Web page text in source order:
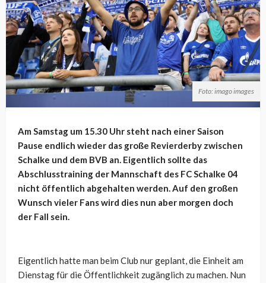
Foto: imago images
Am Samstag um 15.30 Uhr steht nach einer Saison
Pause endlich wieder das große Revierderby zwischen
Schalke und dem BVB an. Eigentlich sollte das
Abschlusstraining der Mannschaft des FC Schalke 04
nicht öffentlich abgehalten werden. Auf den großen
Wunsch vieler Fans wird dies nun aber morgen doch
der Fall sein.
Eigentlich hatte man beim Club nur geplant, die Einheit am
Dienstag für die Öffentlichkeit zugänglich zu machen. Nun